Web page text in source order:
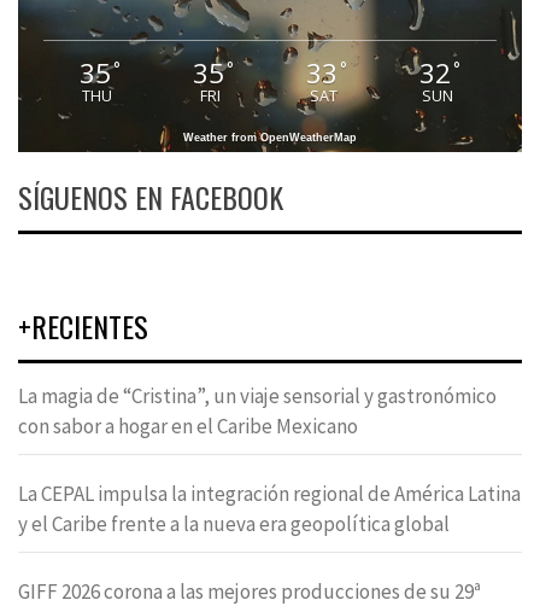
35°
THU
35°
FRI
33 °
SAT
32°
SUN
Weather from OpenWeatherMap
SÍGUENOS EN FACEBOOK
+RECIENTES
La magia de “Cristina”, un viaje sensorial y gastronómico
con sabor a hogar en el Caribe Mexicano
La CEPAL impulsa la integración regional de América Latina
y el Caribe frente a la nueva era geopolítica global
GIFF 2026 corona a las mejores producciones de su 29ª